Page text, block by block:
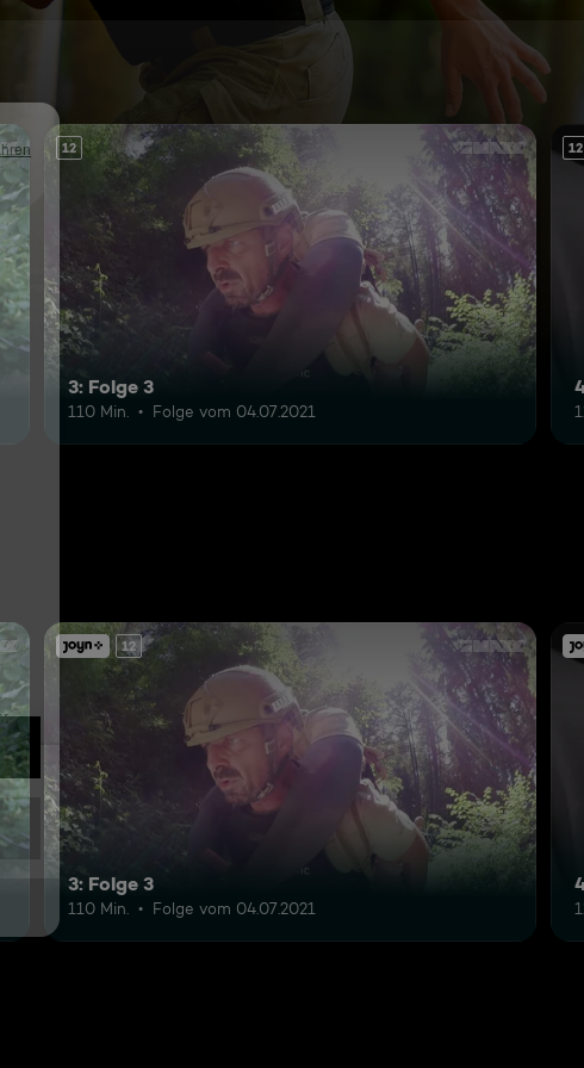
12
3: Folge 3
110 Min. Folge vom 04.07.2021
12
12
3: Folge 3
110 Min. Folge vom 04.07.2021